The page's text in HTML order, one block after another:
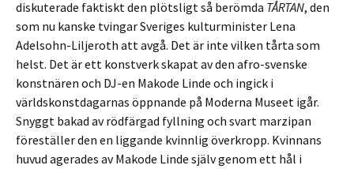
diskuterade faktiskt den plötsligt så berömda TÅRTAN, den
som nu kanske tvingar Sveriges kulturminister Lena
Adelsohn-Liljeroth att avgå. Det är inte vilken tårta som
helst. Det är ett konstverk skapat av den afro-svenske
konstnären och DJ-en Makode Linde och ingick i
världskonstdagarnas öppnande på Moderna Museet igår.
Snyggt bakad av rödfärgad fyllning och svart marzipan
föreställer den en liggande kvinnlig överkropp. Kvinnans
huvud agerades av Makode Linde själv genom ett hål i